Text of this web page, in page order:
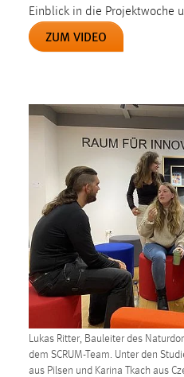
Einblick in die Projektwoche
ZUM VIDEO
Lukas Ritter, Bauleiter des
dem SCRUM-Team. Unter den
aus Pilsen und Karina Tkach aus